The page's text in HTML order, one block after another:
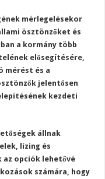
mérlegelésekor
ösztönzőket és
a kormány több
elősegítésére,
és a
jelentősen
kezdeti
állnak
lízing és
az opciók lehetővé
számára, hogy